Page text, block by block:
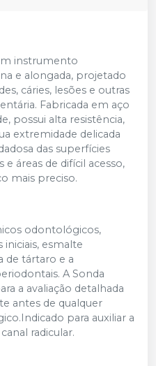
instrumento
e alongada, projetado
cáries, lesões e outras
Fabricada em aço
possui alta resistência,
extremidade delicada
das superfícies
e áreas de difícil acesso,
mais preciso.
odontológicos,
iniciais, esmalte
de tártaro e a
A Sonda
a avaliação detalhada
antes de qualquer
para auxiliar a
radicular.